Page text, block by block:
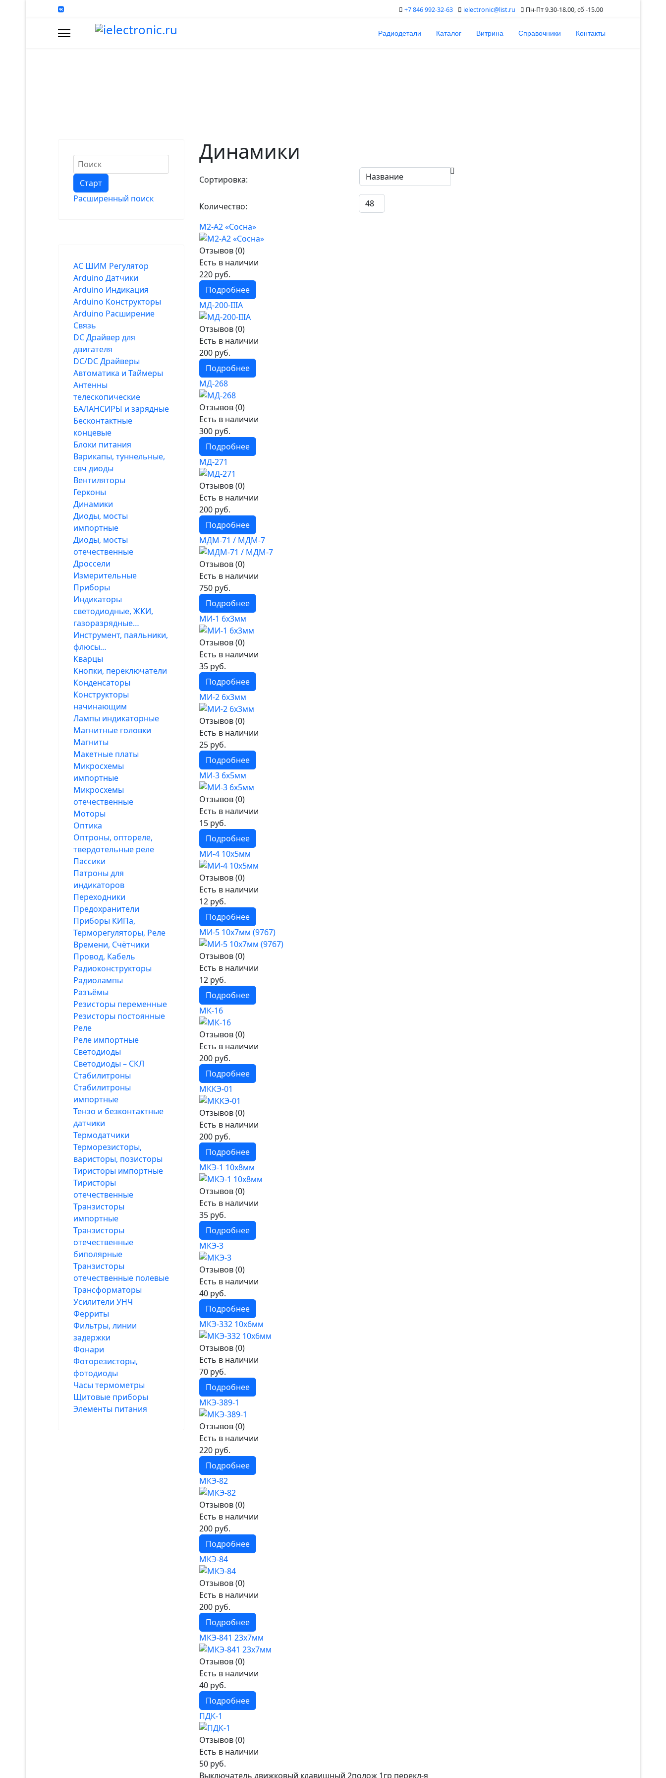
+7 846 992-32-63 ielectronic@list.ru Пн-Пт 9.30-18.00, сб -15.00
Радиодетали Каталог Витрина Справочники Контакты
Расширенный поиск
AC ШИМ Регулятор
Arduino Датчики
Arduino Индикация
Arduino Конструкторы
Arduino Расширение
Связь
DC Драйвер для
двигателя
DC/DC Драйверы
Автоматика и Таймеры
Антенны
телескопические
БАЛАНСИРЫ и зарядные
Бесконтактные
концевые
Блоки питания
Варикапы, туннельные,
свч диоды
Вентиляторы
Герконы
Динамики
Диоды, мосты
импортные
Диоды, мосты
отечественные
Дроссели
Измерительные
Приборы
Индикаторы
светодиодные, ЖКИ,
газоразрядные…
Инструмент, паяльники,
флюсы…
Кварцы
Кнопки, переключатели
Конденсаторы
Конструкторы
начинающим
Лампы индикаторные
Магнитные головки
Магниты
Макетные платы
Микросхемы
импортные
Микросхемы
отечественные
Моторы
Оптика
Оптроны, оптореле,
твердотельные реле
Пассики
Патроны для
индикаторов
Переходники
Предохранители
Приборы КИПа,
Терморегуляторы, Реле
Времени, Счётчики
Провод, Кабель
Радиоконструкторы
Радиолампы
Разъёмы
Резисторы переменные
Резисторы постоянные
Реле
Реле импортные
Светодиоды
Светодиоды – СКЛ
Стабилитроны
Стабилитроны
импортные
Тензо и безконтактные
датчики
Термодатчики
Терморезисторы,
варисторы, позисторы
Тиристоры импортные
Тиристоры
отечественные
Транзисторы
импортные
Транзисторы
отечественные
биполярные
Транзисторы
отечественные полевые
Трансформаторы
Усилители УНЧ
Ферриты
Фильтры, линии
задержки
Фонари
Фоторезисторы,
фотодиоды
Часы термометры
Щитовые приборы
Элементы питания
Динамики
Сортировка:
Количество:
М2-А2 «Сосна»
Отзывов (0)
Есть в наличии
220 руб.
Подробнее
МД-200-IIIА
Отзывов (0)
Есть в наличии
200 руб.
Подробнее
МД-268
Отзывов (0)
Есть в наличии
300 руб.
Подробнее
МД-271
Отзывов (0)
Есть в наличии
200 руб.
Подробнее
МДМ-71 / МДМ-7
Отзывов (0)
Есть в наличии
750 руб.
Подробнее
МИ-1 6х3мм
Отзывов (0)
Есть в наличии
35 руб.
Подробнее
МИ-2 6х3мм
Отзывов (0)
Есть в наличии
25 руб.
Подробнее
МИ-3 6х5мм
Отзывов (0)
Есть в наличии
15 руб.
Подробнее
МИ-4 10х5мм
Отзывов (0)
Есть в наличии
12 руб.
Подробнее
МИ-5 10х7мм (9767)
Отзывов (0)
Есть в наличии
12 руб.
Подробнее
МК-16
Отзывов (0)
Есть в наличии
200 руб.
Подробнее
МККЭ-01
Отзывов (0)
Есть в наличии
200 руб.
Подробнее
МКЭ-1 10х8мм
Отзывов (0)
Есть в наличии
35 руб.
Подробнее
МКЭ-3
Отзывов (0)
Есть в наличии
40 руб.
Подробнее
МКЭ-332 10х6мм
Отзывов (0)
Есть в наличии
70 руб.
Подробнее
МКЭ-389-1
Отзывов (0)
Есть в наличии
220 руб.
Подробнее
МКЭ-82
Отзывов (0)
Есть в наличии
200 руб.
Подробнее
МКЭ-84
Отзывов (0)
Есть в наличии
200 руб.
Подробнее
МКЭ-841 23х7мм
Отзывов (0)
Есть в наличии
40 руб.
Подробнее
ПДК-1
Отзывов (0)
Есть в наличии
50 руб.
Выключатель движковый клавишный 2полож 1гр перекл-я